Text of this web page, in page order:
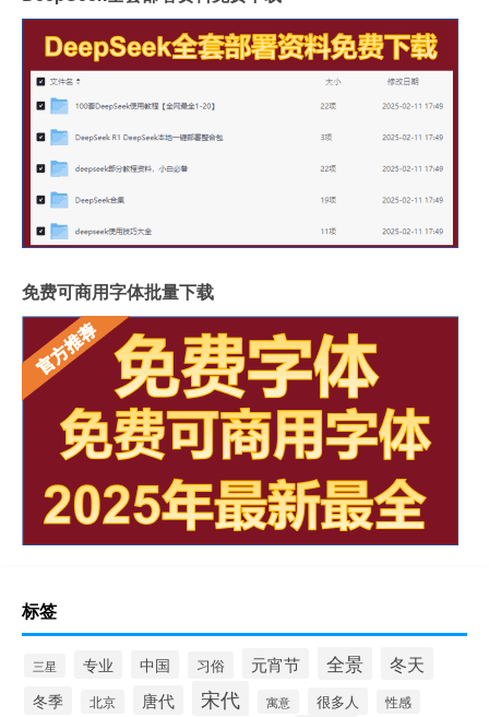
免费可商用字体批量下载
标签
三星 专业 中国 习俗 元宵节 全景 冬天
冬季 北京 唐代 宋代 寓意 很多人 性感